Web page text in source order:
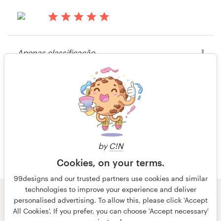
by C!N
Cookies, on your terms.
99designs and our trusted partners use cookies and similar
technologies to improve your experience and deliver
personalised advertising. To allow this, please click 'Accept
All Cookies'. If you prefer, you can choose 'Accept necessary'
Michael G Purcell
Visualizar seu concurso de camisa
but in the end only chose one. I'll
há 15 anos
Visualizar seu concurso de camisa
Apenas classificação
© 99designs
por Vista
Termos e condições
Privacidade
Recursos
Torne-se um designer